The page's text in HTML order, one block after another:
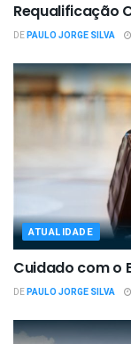
Requalificação
DEPAULO JORGE SILVA
ATUALIDADE
Cuidado com o
DEPAULO JORGE SILVA